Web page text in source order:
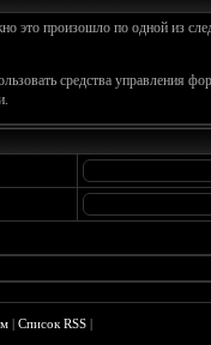
это произошло по одной из
средства
|Список RSS |